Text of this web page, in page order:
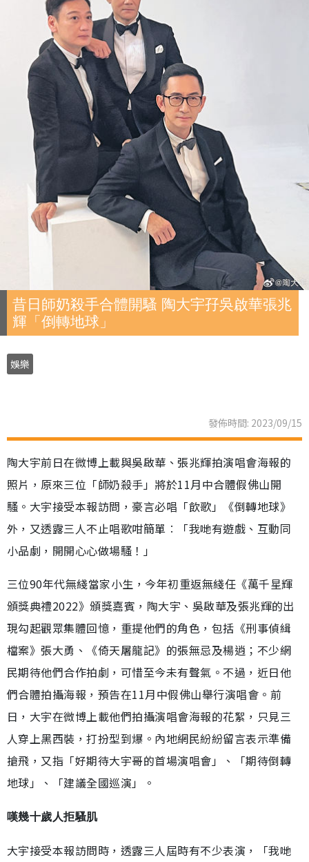
昔日師奶殺手合體開騷 陶大宇孖吳啟華張兆
輝「倒轉地球」
娛樂
發佈時間: 2023/09/15
陶大宇前日在微博上載與吳啟華、張兆輝拍演唱會海報的
照片，原來三位「師奶殺手」將於11月中合體假佛山開
騷。大宇接受本報訪問，豪言必唱「飲歌」《倒轉地球》
外，又透露三人不止唱歌咁簡單︰「我哋有遊戲、互動同
小品劇，開開心心做場騷！」
三位90年代無綫當家小生，今年初重返無綫任《萬千星輝
頒獎典禮2022》頒獎嘉賓，陶大宇、吳啟華及張兆輝的出
現勾起觀眾集體回憶，重提他們的角色，包括《刑事偵緝
檔案》張大勇、《倚天屠龍記》的張無忌及楊逍；不少網
民期待他們合作拍劇，可惜至今未有聲氣。不過，近日他
們合體拍攝海報，預告在11月中假佛山舉行演唱會。前
日，大宇在微博上載他們拍攝演唱會海報的花絮，只見三
人穿上黑西裝，打扮型到爆。內地網民紛紛留言表示準備
搶飛，又指「好期待大宇哥的首場演唱會」、「期待倒轉
地球」、「建議全國巡演」。
嘆幾十歲人拒騷肌
大宇接受本報訪問時，透露三人屆時有不少表演，「我哋